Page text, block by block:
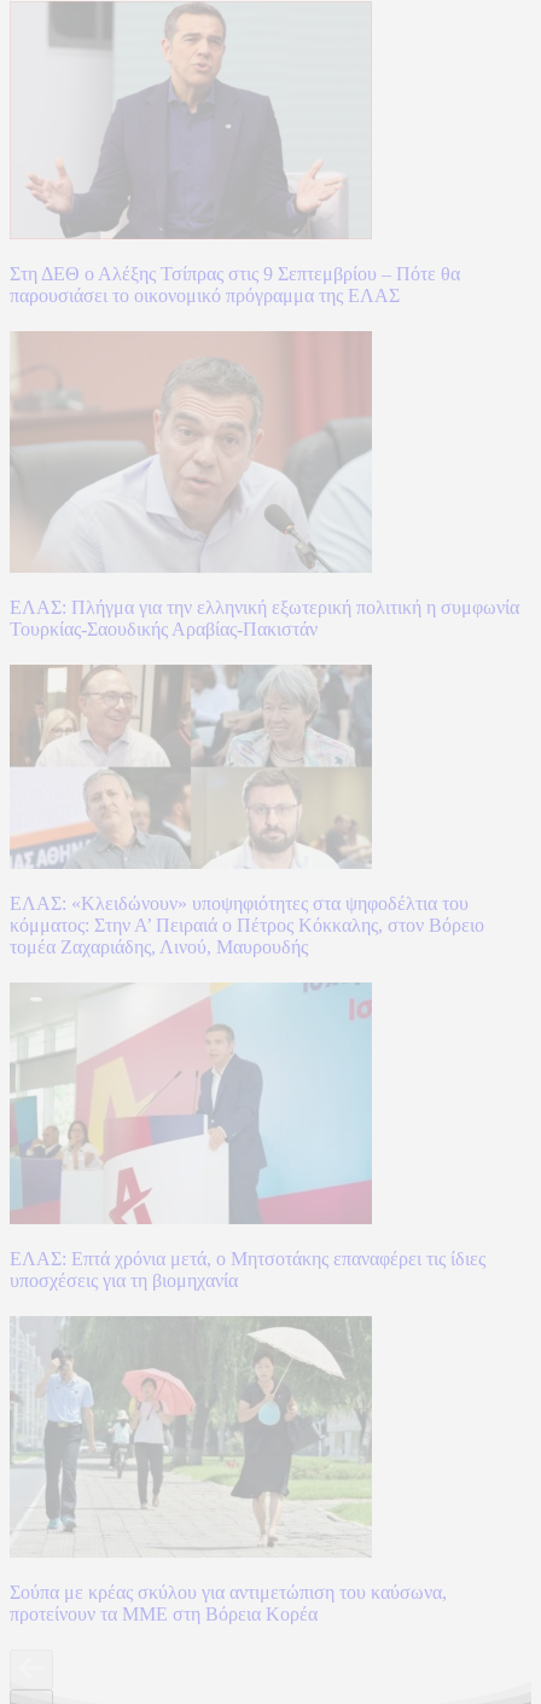
Στη ΔΕΘ ο Αλέξης Τσίπρας στις 9 Σεπτεμβρίου – Πότε θα
παρουσιάσει το οικονομικό πρόγραμμα της ΕΛΑΣ
ΕΛΑΣ: Πλήγμα για την ελληνική εξωτερική πολιτική η συμφωνία
Τουρκίας-Σαουδικής Αραβίας-Πακιστάν
ΕΛΑΣ: «Κλειδώνουν» υποψηφιότητες στα ψηφοδέλτια του
κόμματος: Στην Α’ Πειραιά ο Πέτρος Κόκκαλης, στον Βόρειο
τομέα Ζαχαριάδης, Λινού, Μαυρουδής
ΕΛΑΣ: Επτά χρόνια μετά, ο Μητσοτάκης επαναφέρει τις ίδιες
υποσχέσεις για τη βιομηχανία
Σούπα με κρέας σκύλου για αντιμετώπιση του καύσωνα,
προτείνουν τα ΜΜΕ στη Βόρεια Κορέα